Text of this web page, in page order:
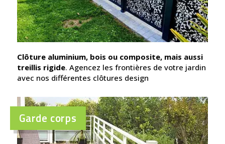
Clôture aluminium, bois ou composite, mais aussi
treillis rigide. Agencez les frontières de votre jardin
avec nos différentes clôtures design
Garde corps